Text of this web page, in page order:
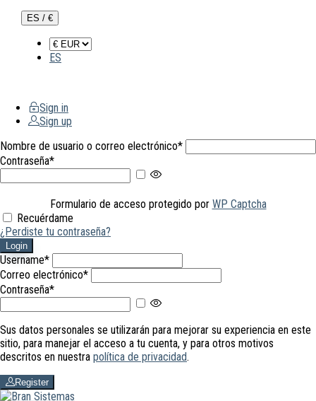
ES / €
ES
Sign in
Sign up
Nombre de usuario o correo electrónico*
Contraseña*
Mostrar contraseña
Formulario de acceso protegido por WP Captcha
Recuérdame
¿Perdiste tu contraseña?
Login
Username*
Correo electrónico*
Contraseña*
Mostrar contraseña
Sus datos personales se utilizarán para mejorar su experiencia en este
sitio, para manejar el acceso a tu cuenta, y para otros motivos
descritos en nuestra política de privacidad.
Register